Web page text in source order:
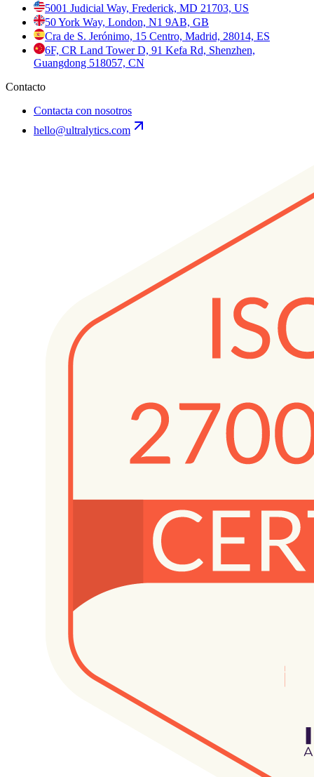
5001 Judicial Way, Frederick, MD 21703, US
50 York Way, London, N1 9AB, GB
Cra de S. Jerónimo, 15 Centro, Madrid, 28014, ES
6F, CR Land Tower D, 91 Kefa Rd, Shenzhen,
Guangdong 518057, CN
Contacto
Contacta con nosotros
hello@ultralytics.com